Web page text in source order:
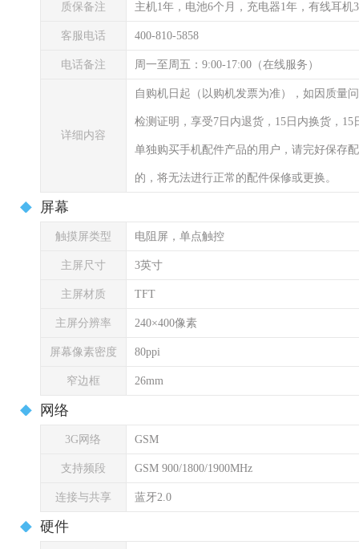
质保备注 主机1年，电池6个月，充电器1年，有线耳机
客服电话 400-810-5858
电话备注 周一至周五：9:00-17:00（在线服务）
详细内容
自购机日起（以购机发票为准），如因质量
检测证明，享受7日内退货，15日内换货，
单独购买手机配件产品的用户，请完好保存
的，将无法进行正常的配件保修或更换。
屏幕
触摸屏类型 电阻屏，单点触控
主屏尺寸 3英寸
主屏材质 TFT
主屏分辨率 240×400像素
屏幕像素密度 80ppi
窄边框 26mm
网络
3G网络 GSM
支持频段 GSM 900/1800/1900MHz
连接与共享 蓝牙2.0
硬件